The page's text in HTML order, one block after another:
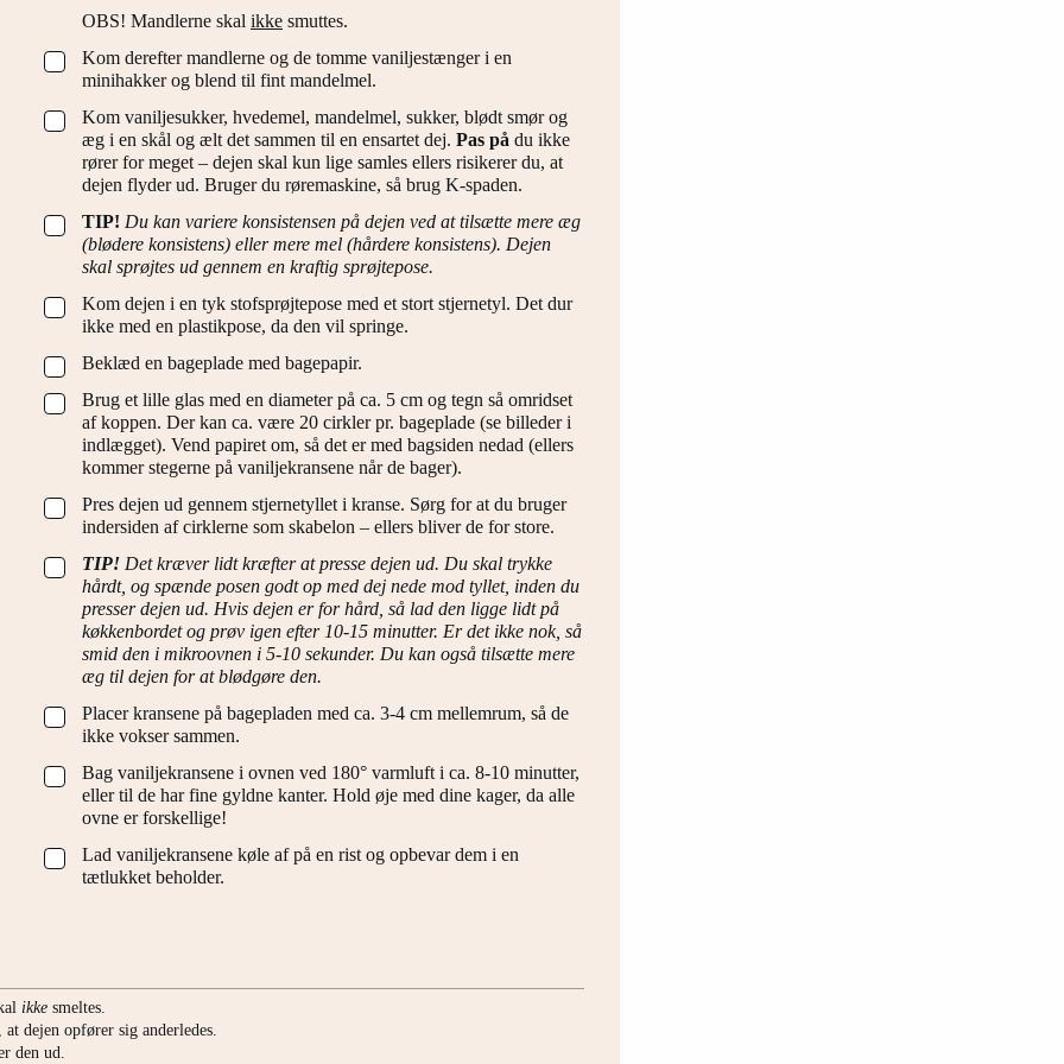
OBS! Mandlerne skal ikke smuttes.
▢
Kom derefter mandlerne og de tomme vaniljestænger i en
minihakker og blend til fint mandelmel.
▢
Kom vaniljesukker, hvedemel, mandelmel, sukker, blødt smør og
æg i en skål og ælt det sammen til en ensartet dej. Pas på du ikke
rører for meget – dejen skal kun lige samles ellers risikerer du, at
dejen flyder ud. Bruger du røremaskine, så brug K-spaden.
▢
TIP! Du kan variere konsistensen på dejen ved at tilsætte mere æg
(blødere konsistens) eller mere mel (hårdere konsistens). Dejen
skal sprøjtes ud gennem en kraftig sprøjtepose.
▢
Kom dejen i en tyk stofsprøjtepose med et stort stjernetyl. Det dur
ikke med en plastikpose, da den vil springe.
▢
Beklæd en bageplade med bagepapir.
▢
Brug et lille glas med en diameter på ca. 5 cm og tegn så omridset
af koppen. Der kan ca. være 20 cirkler pr. bageplade (se billeder i
indlægget). Vend papiret om, så det er med bagsiden nedad (ellers
kommer stegerne på vaniljekransene når de bager).
▢
Pres dejen ud gennem stjernetyllet i kranse. Sørg for at du bruger
indersiden af cirklerne som skabelon – ellers bliver de for store.
▢
TIP! Det kræver lidt kræfter at presse dejen ud. Du skal trykke
hårdt, og spænde posen godt op med dej nede mod tyllet, inden du
presser dejen ud. Hvis dejen er for hård, så lad den ligge lidt på
køkkenbordet og prøv igen efter 10-15 minutter. Er det ikke nok, så
smid den i mikroovnen i 5-10 sekunder. Du kan også tilsætte mere
æg til dejen for at blødgøre den.
▢
Placer kransene på bagepladen med ca. 3-4 cm mellemrum, så de
ikke vokser sammen.
▢
Bag vaniljekransene i ovnen ved 180° varmluft i ca. 8-10 minutter,
eller til de har fine gyldne kanter. Hold øje med dine kager, da alle
ovne er forskellige!
▢
Lad vaniljekransene køle af på en rist og opbevar dem i en
tætlukket beholder.
ikke smeltes.
dejen opfører sig anderledes.
den ud.